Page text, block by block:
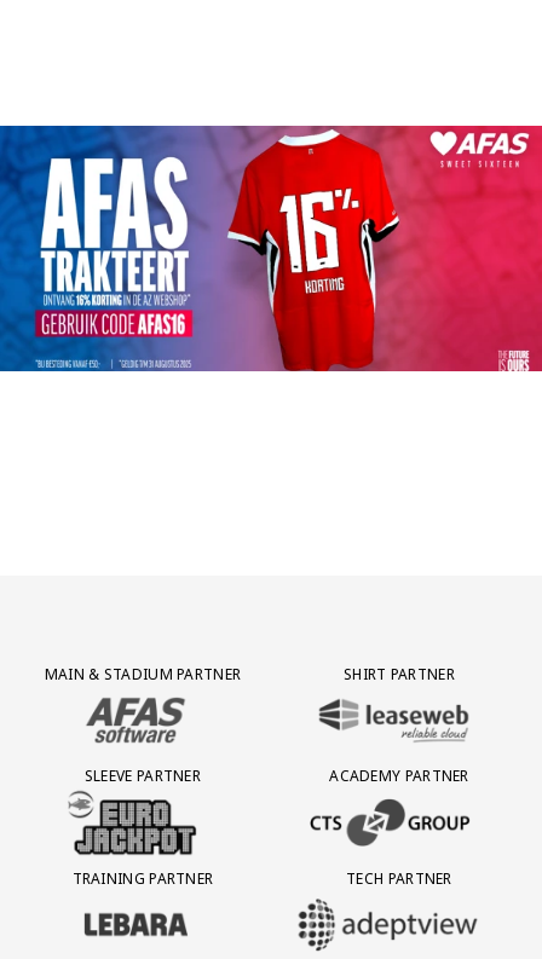
Partner Logos Grid
MAIN & STADIUM PARTNER
BEZOEK ONZE MAIN & STADIUM PARTNER AFAS SOFTWARE
SHIRT PARTNER
BEZOEK ONZE SHIRT PARTNER
SLEEVE PARTNER
BEZOEK ONZE SLEEVE PARTNER EUROJACKPOT
ACADEMY PARTNER
BEZOEK ONZE ACADEMY
TRAINING PARTNER
BEZOEK ONZE TRAINING PARTNER LEBARA
TECH PARTNER
BEZOEK ONZE TECH PARTNER